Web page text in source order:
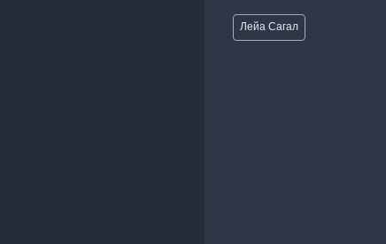
Метки
записи:
Лейа Сагал